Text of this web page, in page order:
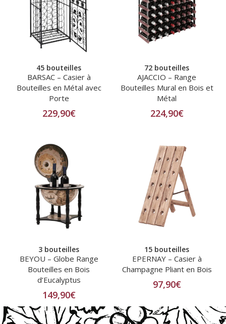
45 bouteilles
BARSAC – Casier à
Bouteilles en Métal avec
Porte
229,90€
72 bouteilles
AJACCIO – Range
Bouteilles Mural en Bois et
Métal
224,90€
3 bouteilles
BEYOU – Globe Range
Bouteilles en Bois
d’Eucalyptus
149,90€
15 bouteilles
EPERNAY – Casier à
Champagne Pliant en Bois
97,90€